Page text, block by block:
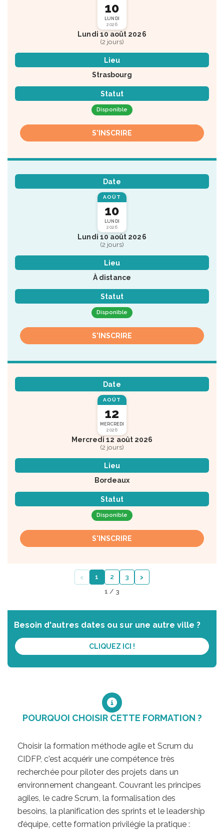
10
LUNDI
2026
Lundi 10 août 2026
(2 jours)
Lieu
Strasbourg
Statut
Disponible
S'INSCRIRE
Date
AOÛT
10
LUNDI
2026
Lundi 10 août 2026
(2 jours)
Lieu
À distance
Statut
Disponible
S'INSCRIRE
Date
AOÛT
12
MERCREDI
2026
Mercredi 12 août 2026
(2 jours)
Lieu
Bordeaux
Statut
Disponible
S'INSCRIRE
‹ 1 2 3 ›
1 / 3
Besoin d'autres dates ou sur une autre ville ?
CLIQUEZ ICI !
POURQUOI CHOISIR CETTE FORMATION ?
Choisir la formation méthode agile et Scrum du
CIDFP, c’est acquérir une compétence très
recherchée pour piloter des projets dans un
environnement changeant. Couvrant les principes
agiles, le cadre Scrum, la formalisation des
besoins, la planification des sprints et le leadership
d’équipe, cette formation privilégie la pratique :